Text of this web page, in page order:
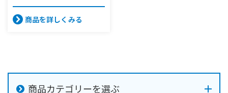
商品を詳しくみる
商品カテゴリーを選ぶ